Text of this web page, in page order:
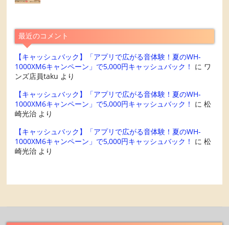
最近のコメント
【キャッシュバック】「アプリで広がる音体験！夏のWH-
1000XM6キャンペーン」で5,000円キャッシュバック！ に ワ
ンズ店員taku より
【キャッシュバック】「アプリで広がる音体験！夏のWH-
1000XM6キャンペーン」で5,000円キャッシュバック！ に松
崎光治 より
【キャッシュバック】「アプリで広がる音体験！夏のWH-
1000XM6キャンペーン」で5,000円キャッシュバック！ に松
崎光治 より